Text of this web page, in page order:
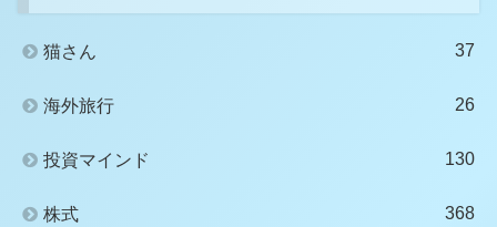
猫さん 37
海外旅行 26
投資マインド 130
株式 368